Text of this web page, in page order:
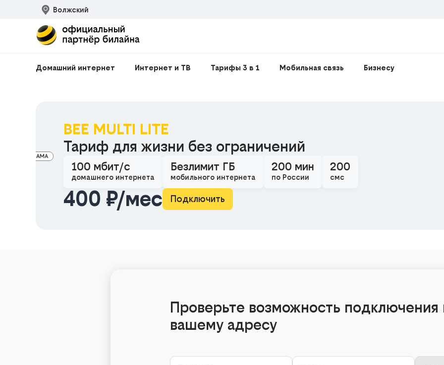
Волжский
Домашний интернет Интернет и ТВ Тарифы 3 в 1 Мобильная связь Бизнесу
BEE MULTI LITE
Тариф для жизни без ограничений
100 мбит/с
домашнего интернета
Безлимит ГБ
мобильного интернета
200 мин
по России
200
смс
400 ₽/мес Подключить
РЕКЛАМА
Проверьте возможность подключения
вашему адресу